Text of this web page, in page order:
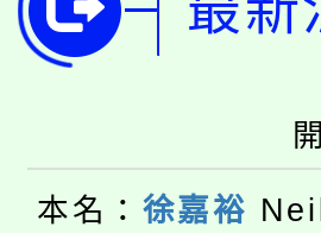
局官網。
8月14至27
田徑場及游
桃園市低
視費優惠，
大園自造教
本名： 徐嘉裕